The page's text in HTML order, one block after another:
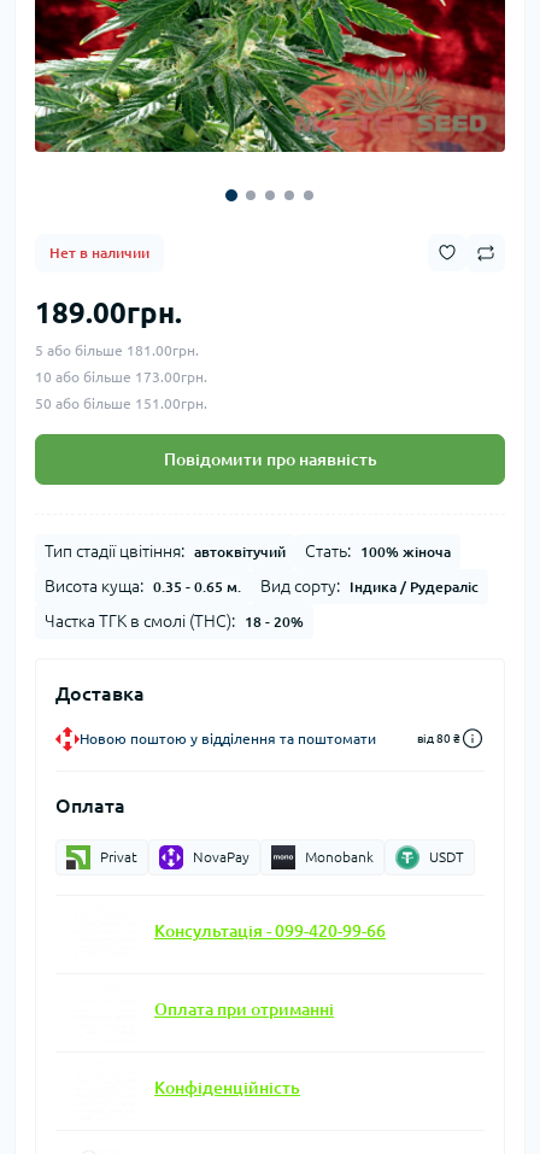
Нет в наличии
189.00грн.
5 або більше 181.00грн.
10 або більше 173.00грн.
50 або більше 151.00грн.
Повідомити про наявність
Тип стадії цвітіння: автоквітучий Стать: 100% жіноча
Висота куща: 0.35 - 0.65 м. Вид сорту: Індика / Рудераліс
Частка ТГК в смолі (THC): 18 - 20%
Доставка
Новою поштою у відділення та поштомати від 80 ₴
Оплата
Privat NovaPay Monobank USDT
Консультація - 099-420-99-66
Оплата при отриманні
Конфіденційність